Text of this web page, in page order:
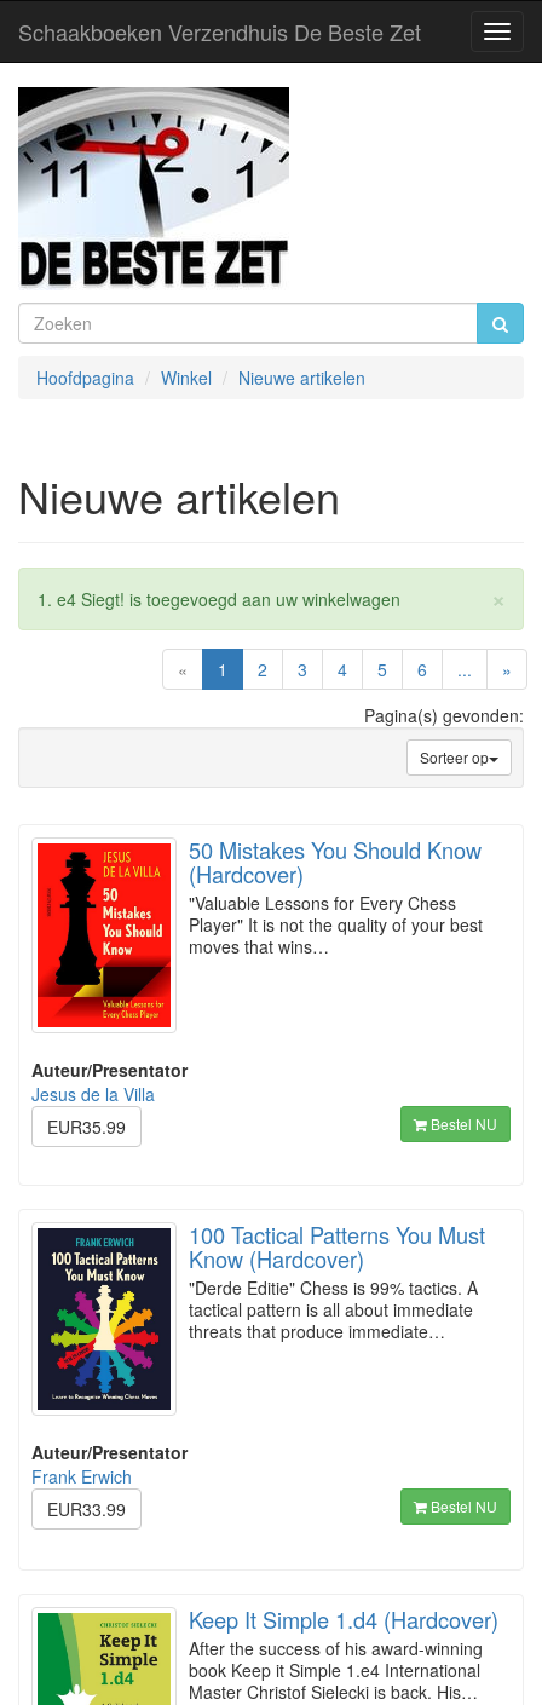
Schaakboeken Verzendhuis De Beste Zet
Hoofdpagina Winkel Nieuwe artikelen
Nieuwe artikelen
×
1. e4 Siegt! is toegevoegd aan uw winkelwagen
« 1 (current)
2 3 4 5 6 ...
»
Pagina(s) gevonden:
Sorteer op
50 Mistakes You Should Know
(Hardcover)
"Valuable Lessons for Every Chess
Player" It is not the quality of your best
moves that wins…
Auteur/Presentator
Jesus de la Villa
EUR35.99
Bestel NU
100 Tactical Patterns You Must
Know (Hardcover)
"Derde Editie" Chess is 99% tactics. A
tactical pattern is all about immediate
threats that produce immediate…
Auteur/Presentator
Frank Erwich
EUR33.99
Bestel NU
Keep It Simple 1.d4 (Hardcover)
After the success of his award-winning
book Keep it Simple 1.e4 International
Master Christof Sielecki is back. His…